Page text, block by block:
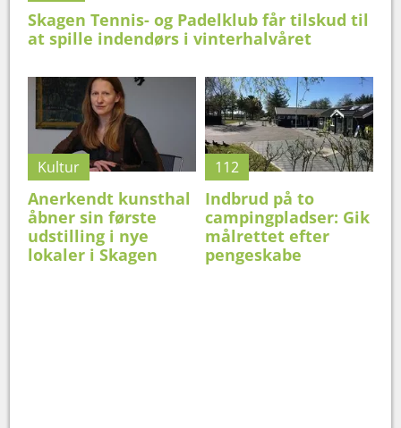
Skagen Tennis- og Padelklub får tilskud til
at spille indendørs i vinterhalvåret
Kultur
Anerkendt kunsthal
åbner sin første
udstilling i nye
lokaler i Skagen
112
Indbrud på to
campingpladser: Gik
målrettet efter
pengeskabe